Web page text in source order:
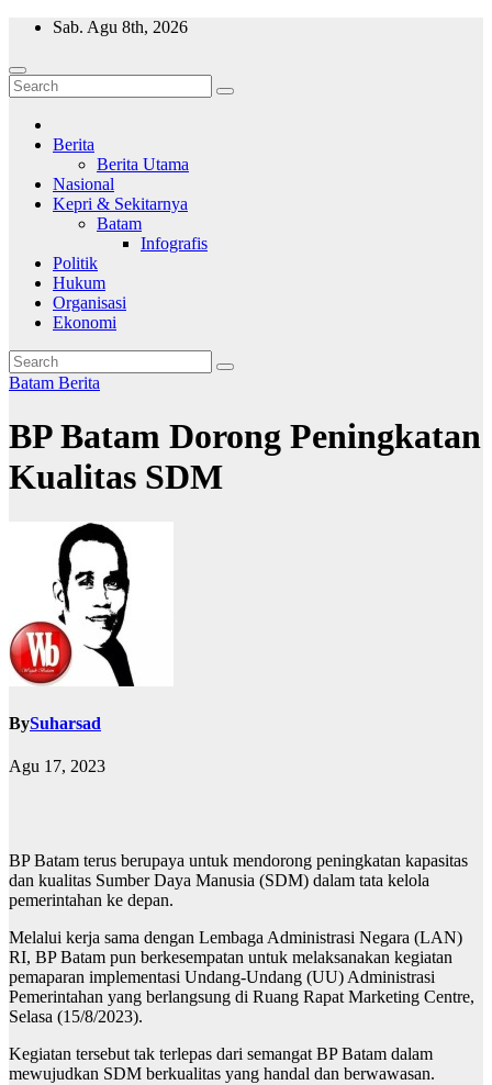
Skip
content
Sab. Agu 8th, 2026
Wajah Batam
CCTV nya kota Batam
Berita
Berita Utama
Nasional
Kepri & Sekitarnya
Batam
Infografis
Politik
Hukum
Organisasi
Ekonomi
Batam Berita
BP Batam Dorong Peningkatan
Kualitas SDM
BySuharsad
Agu 17, 2023
BP Batam terus berupaya untuk mendorong peningkatan kapasitas
dan kualitas Sumber Daya Manusia (SDM) dalam tata kelola
pemerintahan ke depan.
Melalui kerja sama dengan Lembaga Administrasi Negara (LAN)
RI, BP Batam pun berkesempatan untuk melaksanakan kegiatan
pemaparan implementasi Undang-Undang (UU) Administrasi
Pemerintahan yang berlangsung di Ruang Rapat Marketing Centre,
Selasa (15/8/2023).
Kegiatan tersebut tak terlepas dari semangat BP Batam dalam
mewujudkan SDM berkualitas yang handal dan berwawasan.